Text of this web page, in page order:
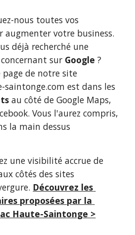
nous toutes vos
votre business.
déjà recherché une
sur Google ?
page de notre site
saintonge.com est dans les
au côté de Google Maps,
Vous l'aurez compris,
la main dessus
une visibilité accrue de
côtés des sites
Découvrez les
proposées par la
Haute-Saintonge >